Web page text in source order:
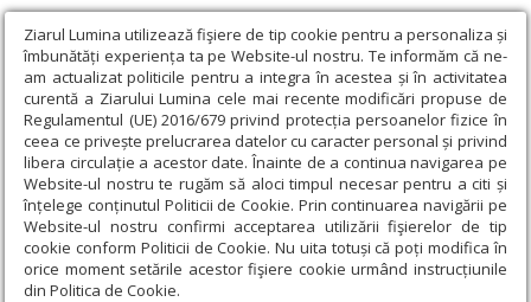
Ziarul Lumina utilizează fişiere de tip cookie pentru a personaliza și
îmbunătăți experiența ta pe Website-ul nostru. Te informăm că ne-
am actualizat politicile pentru a integra în acestea și în activitatea
curentă a Ziarului Lumina cele mai recente modificări propuse de
Regulamentul (UE) 2016/679 privind protecția persoanelor fizice în
ceea ce privește prelucrarea datelor cu caracter personal și privind
libera circulație a acestor date. Înainte de a continua navigarea pe
Website-ul nostru te rugăm să aloci timpul necesar pentru a citi și
înțelege conținutul Politicii de Cookie. Prin continuarea navigării pe
Website-ul nostru confirmi acceptarea utilizării fişierelor de tip
cookie conform Politicii de Cookie. Nu uita totuși că poți modifica în
orice moment setările acestor fişiere cookie urmând instrucțiunile
din Politica de Cookie.
Ziarul Lumina › Educaţie și Cultură › Educaţie › Campionat de
robotică la Oradea
Campionat de robotică la Oradea